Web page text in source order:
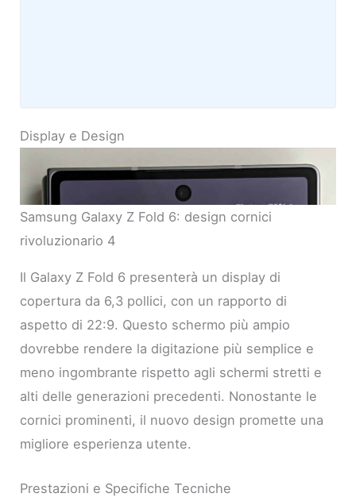
Display e Design
Samsung Galaxy Z Fold 6: design cornici
rivoluzionario 4
Il Galaxy Z Fold 6 presenterà un display di
copertura da 6,3 pollici, con un rapporto di
aspetto di 22:9. Questo schermo più ampio
dovrebbe rendere la digitazione più semplice e
meno ingombrante rispetto agli schermi stretti e
alti delle generazioni precedenti. Nonostante le
cornici prominenti, il nuovo design promette una
migliore esperienza utente.
Prestazioni e Specifiche Tecniche